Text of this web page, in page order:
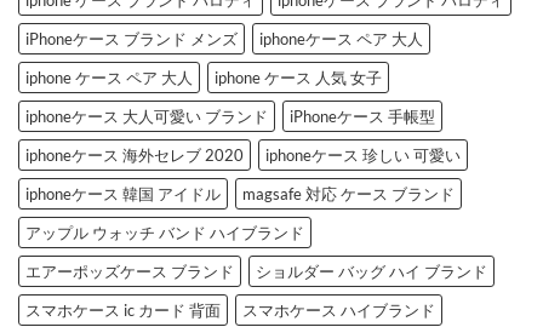
iPhoneケース ブランド メンズ
iphoneケース ペア 大人
iphone ケース ペア 大人
iphone ケース 人気 女子
iphoneケース 大人可愛い ブランド
iPhoneケース 手帳型
iphoneケース 海外セレブ 2020
iphoneケース 珍しい 可愛い
iphoneケース 韓国 アイドル
magsafe 対応 ケース ブランド
アップル ウォッチ バンド ハイブランド
エアーポッズケース ブランド
ショルダー バッグ ハイ ブランド
スマホケース ic カード 背面
スマホケース ハイブランド